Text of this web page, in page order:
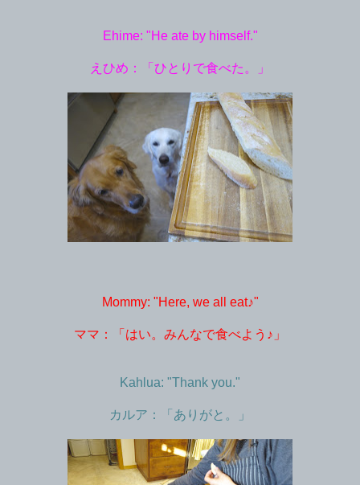
Ehime: "He ate by himself."
えひめ：「ひとりで食べた。」
Mommy: "Here, we all eat♪"
ママ：「はい。みんなで食べよう♪」
Kahlua: "Thank you."
カルア：「ありがと。」